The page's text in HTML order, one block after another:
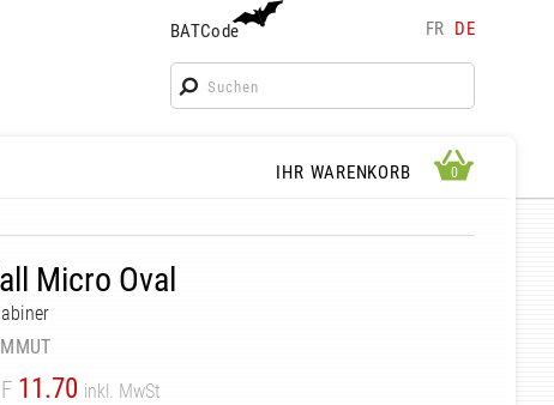
BATCode FR DE
BATCode
Geben Sie Ihren Namen ein und bestätigen
IHR WARENKORB 0 0
Micro Oval
11.70 inkl. MwSt